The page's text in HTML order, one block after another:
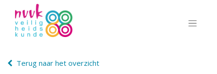
Terug naar het overzicht